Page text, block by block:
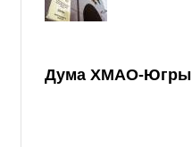
Дума ХМАО-Югры